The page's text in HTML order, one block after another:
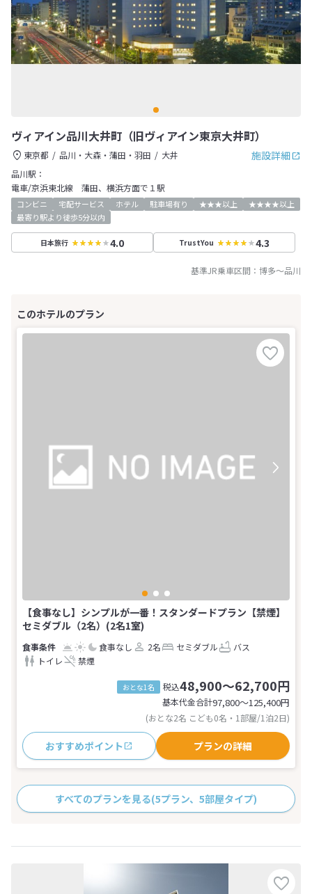
ヴィアイン品川大井町（旧ヴィアイン東京大井町）
施設詳細
東京都 品川・大森・蒲田・羽田
大井
品川駅：
電車/京浜東北線 蒲田、横浜方面で１駅
コンビニ 宅配サービス ホテル 駐車場有り ★★★以上
★★★★以上
最寄り駅より徒歩5分以内
日本旅行 4.0 TrustYou 4.3
基準JR乗車区間： 博多～品川
【食事なし】シンプルが一番！スタンダードプラン【禁煙】
セミダブル（2名）(2名1室)
食事なし 2名 セミダブル
バス
トイレ
禁煙
おとな1名 税込48,900～62,700円
基本代金合計97,800〜125,400円
(おとな2名 こども0名・1部屋/1泊2日)
おすすめポイント プランの詳細
すべてのプランを見る(5プラン、5部屋タイプ)